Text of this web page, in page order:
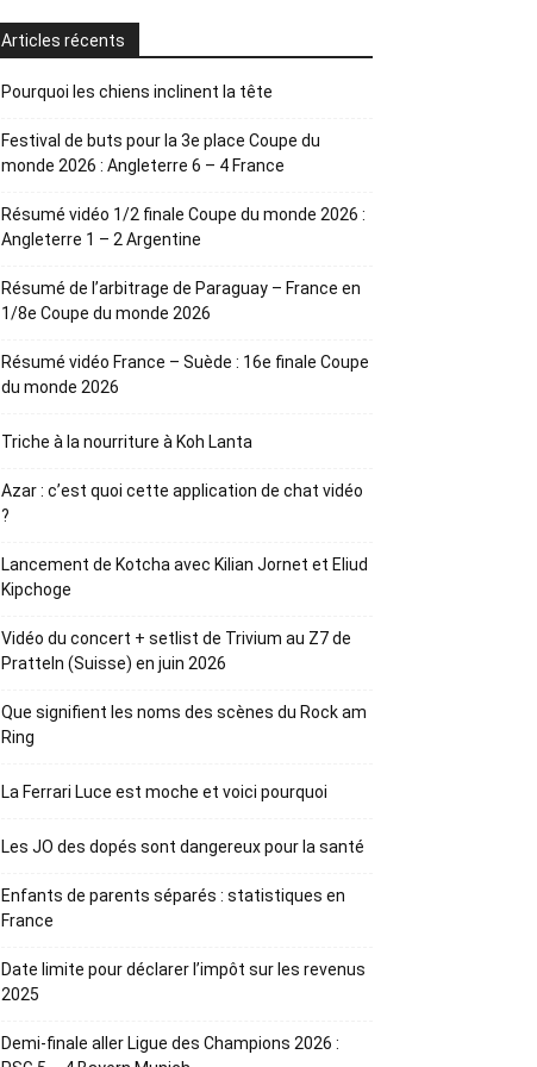
Articles récents
Pourquoi les chiens inclinent la tête
Festival de buts pour la 3e place Coupe du
monde 2026 : Angleterre 6 – 4 France
Résumé vidéo 1/2 finale Coupe du monde 2026 :
Angleterre 1 – 2 Argentine
Résumé de l’arbitrage de Paraguay – France en
1/8e Coupe du monde 2026
Résumé vidéo France – Suède : 16e finale Coupe
du monde 2026
Triche à la nourriture à Koh Lanta
Azar : c’est quoi cette application de chat vidéo
?
Lancement de Kotcha avec Kilian Jornet et Eliud
Kipchoge
Vidéo du concert + setlist de Trivium au Z7 de
Pratteln (Suisse) en juin 2026
Que signifient les noms des scènes du Rock am
Ring
La Ferrari Luce est moche et voici pourquoi
Les JO des dopés sont dangereux pour la santé
Enfants de parents séparés : statistiques en
France
Date limite pour déclarer l’impôt sur les revenus
2025
Demi-finale aller Ligue des Champions 2026 :